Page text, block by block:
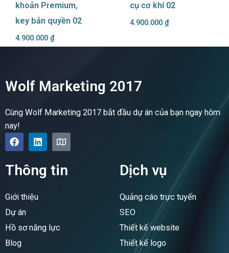
khoản Premium,
key bản quyền 02
4.900.000 ₫
cụ cơ khí 02
4.900.000 ₫
Wolf Marketing 2017
Cùng Wolf Marketing 2017 bắt đầu dự án của bạn ngay hôm
nay!
F
a
c
e
b
o
k
L
i
n
e
n
M
a
p
Thông tin
Giới thiệu
Dự án
Hồ sơ năng lực
Blog
Dịch vụ
Quảng cáo trực tuyến
SEO
Thiết kế website
Thiết kế logo